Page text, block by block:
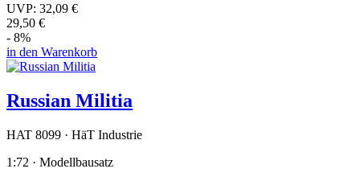
UVP: 32,09 €
29,50 €
- 8%
in den Warenkorb
Russian Militia
HAT 8099 · HäT Industrie
1:72 · Modellbausatz